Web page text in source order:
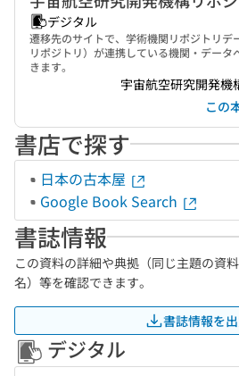
デジタル
遷移先のサイトで、学術機関リポジトリデ
リポジトリ）が連携している機関・データ
きます。
宇宙航空研究開発機
この
書店で探す
日本の古本屋
Google Book Search
書誌情報
この資料の詳細や典拠（同じ主題の資
名）等を確認できます。
書誌情報を
デジタル